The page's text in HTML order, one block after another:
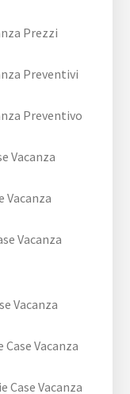
Prezzi
Preventivi
Preventivo
Vacanza
Vacanza
Vacanza
Vacanza
Vacanza
Case Vacanza